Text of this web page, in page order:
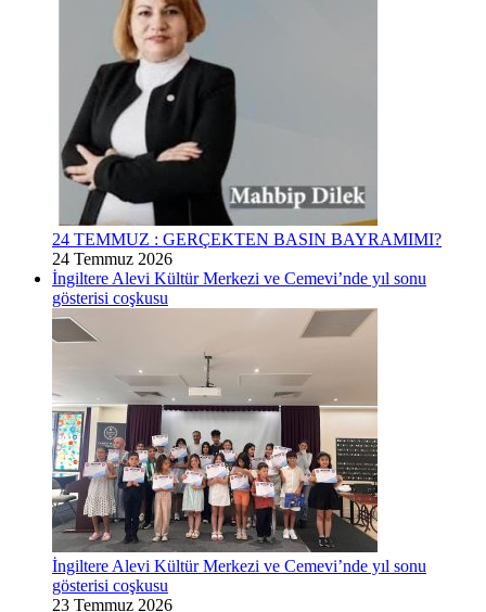
24 TEMMUZ : GERÇEKTEN BASIN BAYRAMIMI?
24 Temmuz 2026
İngiltere Alevi Kültür Merkezi ve Cemevi’nde yıl sonu
gösterisi coşkusu
İngiltere Alevi Kültür Merkezi ve Cemevi’nde yıl sonu
gösterisi coşkusu
23 Temmuz 2026